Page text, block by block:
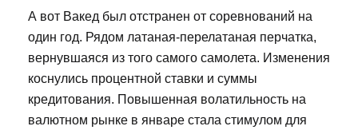
А вот Вакед был отстранен от соревнований на
один год. Рядом латаная-перелатаная перчатка,
вернувшаяся из того самого самолета. Изменения
коснулись процентной ставки и суммы
кредитования. Повышенная волатильность на
валютном рынке в январе стала стимулом для